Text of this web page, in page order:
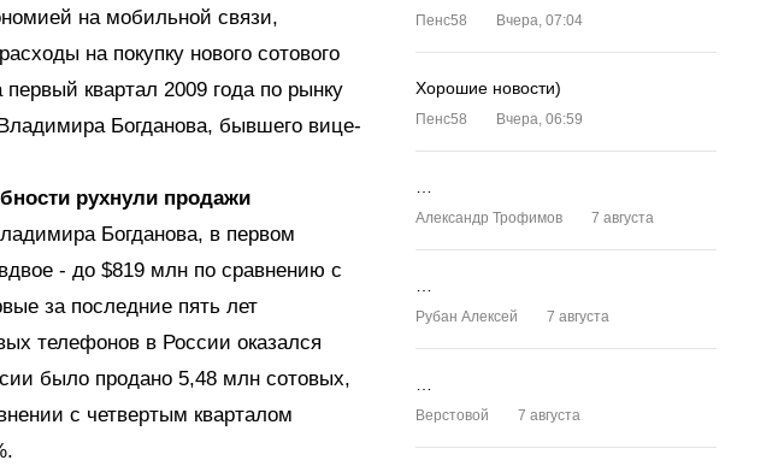
на мобильной связи,
на покупку нового сотового
квартал 2009 года по рынку
Богданова, бывшего вице-
рухнули продажи
Богданова, в первом
- до $819 млн по сравнению с
за последние пять лет
телефонов в России оказался
было продано 5,48 млн сотовых,
с четвертым кварталом
Пенс58 Вчера, 07:04
Хорошие новости)
Пенс58 Вчера, 06:59
Александр Трофимов 7 августа
Рубан Алексей 7 августа
Верстовой 7 августа